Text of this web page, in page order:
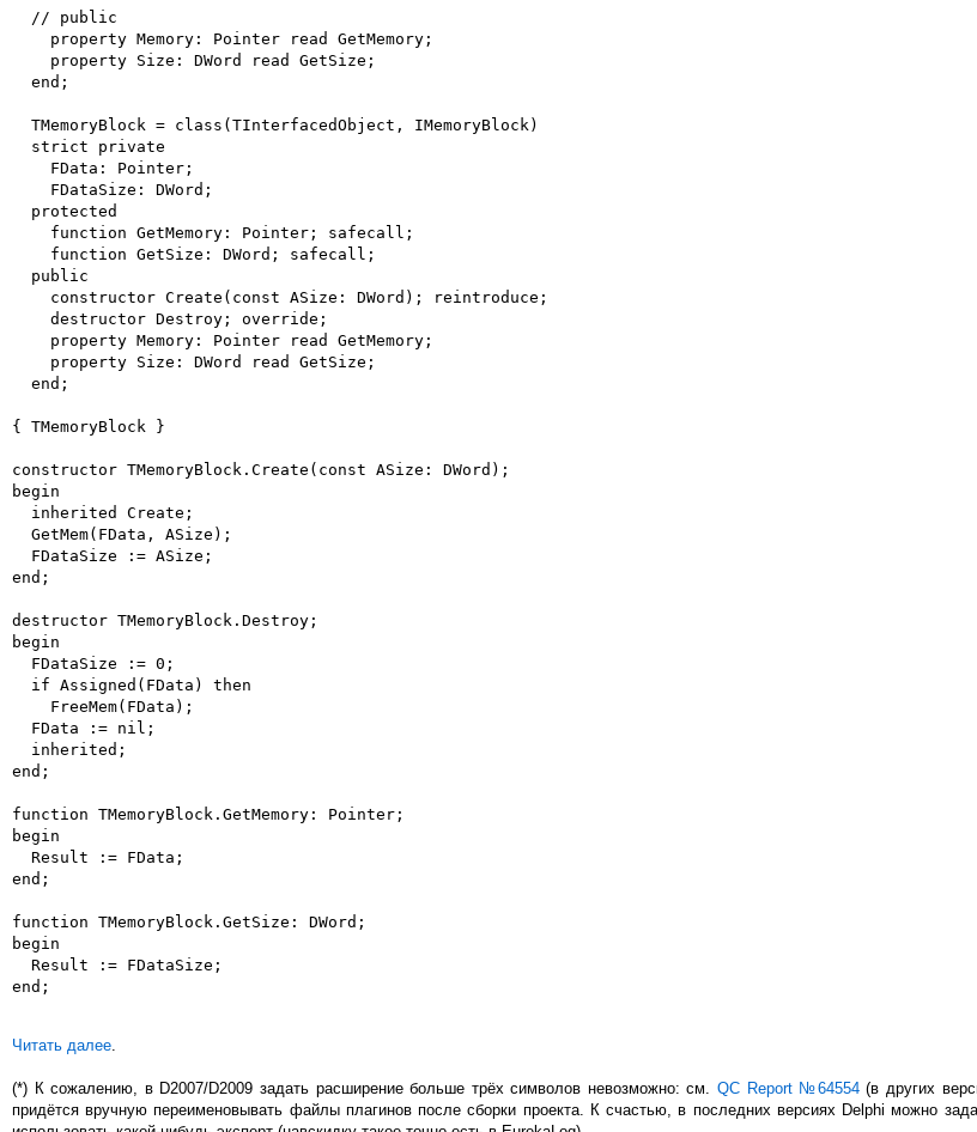
  // public
    property Memory: Pointer read GetMemory;
    property Size: DWord read GetSize;
  end;
  TMemoryBlock = class(TInterfacedObject, IMemoryBlock)
  strict private
    FData: Pointer;
    FDataSize: DWord;
  protected
    function GetMemory: Pointer; safecall;
    function GetSize: DWord; safecall;
  public
    constructor Create(const ASize: DWord); reintroduce;
    destructor Destroy; override;
    property Memory: Pointer read GetMemory;
    property Size: DWord read GetSize;
  end;
{ TMemoryBlock }
constructor TMemoryBlock.Create(const ASize: DWord);
begin
  inherited Create;
  GetMem(FData, ASize);
  FDataSize := ASize;
end;
destructor TMemoryBlock.Destroy;
begin
  FDataSize := 0;
  if Assigned(FData) then
    FreeMem(FData);
  FData := nil;
  inherited;
end;
function TMemoryBlock.GetMemory: Pointer;
begin
  Result := FData;
end;
function TMemoryBlock.GetSize: DWord;
begin
  Result := FDataSize;
end;
Читать далее.
(*) К сожалению, в D2007/D2009 задать расширение больше трёх символов невозможно: см.QC Report №64554(в других
придётся вручную переименовывать файлы плагинов после сборки проекта. К счастью, в последних версиях Delphi можно